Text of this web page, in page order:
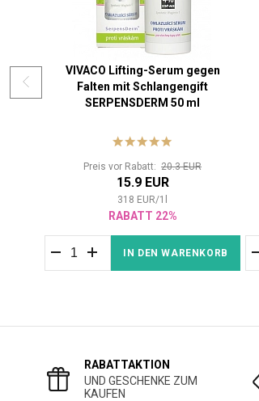
VIVACO Lifting-Serum gegen
Falten mit Schlangengift
SERPENSDERM 50 ml
Preis vor Rabatt: 20.3 EUR
15.9 EUR
318 EUR/1
RABATT 22%
IN DEN WARENKORB
RABATTAKTION
UND GESCHENKE ZUM
KAUFEN